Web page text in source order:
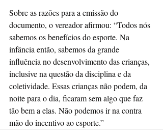
Sobre as razões para a emissão do
documento, o vereador afirmou: “Todos nós
sabemos os benefícios do esporte. Na
infância então, sabemos da grande
influência no desenvolvimento das crianças,
inclusive na questão da disciplina e da
coletividade. Essas crianças não podem, da
noite para o dia, ficaram sem algo que faz
tão bem a elas. Não podemos ir na contra
mão do incentivo ao esporte.”